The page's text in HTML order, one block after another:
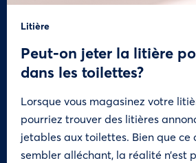
Litière
Peut-on jeter la litière
dans les toilettes?
Lorsque vous magasinez votre
pourriez trouver des litières
jetables aux toilettes. Bien que ce
sembler alléchant, la réalité n’est